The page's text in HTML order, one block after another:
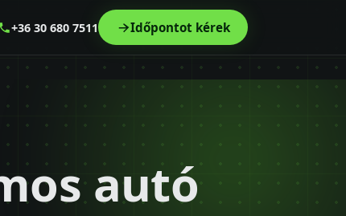
+36 30 680 7511 Időpontot kérek
autó